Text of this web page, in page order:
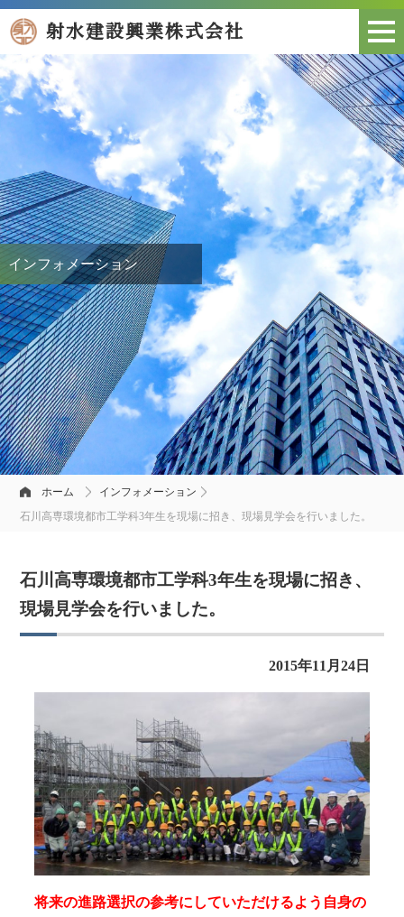
射水建設興業株式会社
インフォメーション
ホーム
インフォメーション
石川高専環境都市工学科3年生を現場に招き、現場見学会を行いました。
石川高専環境都市工学科3年生を現場に招き、
現場見学会を行いました。
2015年11月24日
将来の進路選択の参考にしていただけるよう自身の